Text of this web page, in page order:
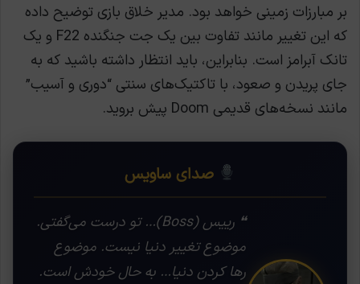
بر مبارزات زمینی خواهد بود. مدیر خلاق بازی توضیح داده
که این تغییر مانند تفاوت بین یک جت جنگنده F22 و یک
تانک آبرامز است. بنابراین، باید انتظار داشته باشید که به
جای پریدن و صعود، با تاکتیک‌های سنتی “دوری و آسیب”
مانند نسخه‌های قدیمی Doom پیش بروید.
صدای ساویس
❝ رییس (Boss)… تو درست می‌گفتی.
موضوع تغییر دنیا نیست. موضوع
رها کردن دنیا… به حال خودش است.